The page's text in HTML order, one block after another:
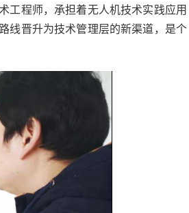
工程师，承担着无人机技术实践应用
线晋升为技术管理层的新渠道，是个